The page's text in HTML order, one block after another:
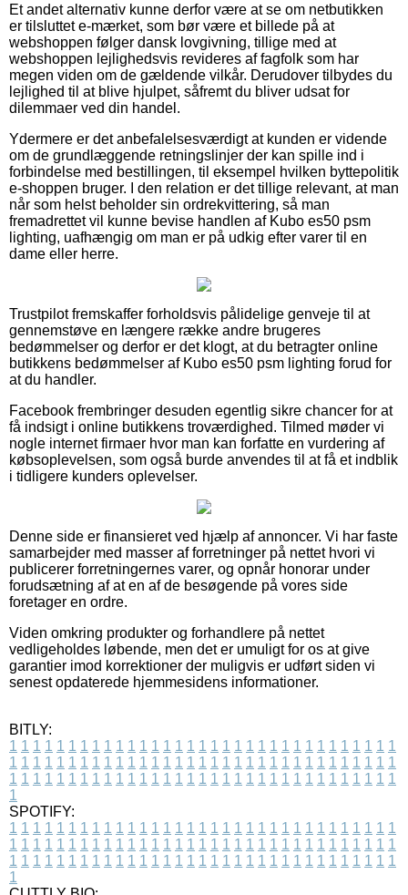
Et andet alternativ kunne derfor være at se om netbutikken
er tilsluttet e-mærket, som bør være et billede på at
webshoppen følger dansk lovgivning, tillige med at
webshoppen lejlighedsvis revideres af fagfolk som har
megen viden om de gældende vilkår. Derudover tilbydes du
lejlighed til at blive hjulpet, såfremt du bliver udsat for
dilemmaer ved din handel.
Ydermere er det anbefalelsesværdigt at kunden er vidende
om de grundlæggende retningslinjer der kan spille ind i
forbindelse med bestillingen, til eksempel hvilken byttepolitik
e-shoppen bruger. I den relation er det tillige relevant, at man
når som helst beholder sin ordrekvittering, så man
fremadrettet vil kunne bevise handlen af Kubo es50 psm
lighting, uafhængig om man er på udkig efter varer til en
dame eller herre.
Trustpilot fremskaffer forholdsvis pålidelige genveje til at
gennemstøve en længere række andre brugeres
bedømmelser og derfor er det klogt, at du betragter online
butikkens bedømmelser af Kubo es50 psm lighting forud for
at du handler.
Facebook frembringer desuden egentlig sikre chancer for at
få indsigt i online butikkens troværdighed. Tilmed møder vi
nogle internet firmaer hvor man kan forfatte en vurdering af
købsoplevelsen, som også burde anvendes til at få et indblik
i tidligere kunders oplevelser.
Denne side er finansieret ved hjælp af annoncer. Vi har faste
samarbejder med masser af forretninger på nettet hvori vi
publicerer forretningernes varer, og opnår honorar under
forudsætning af at en af de besøgende på vores side
foretager en ordre.
Viden omkring produkter og forhandlere på nettet
vedligeholdes løbende, men det er umuligt for os at give
garantier imod korrektioner der muligvis er udført siden vi
senest opdaterede hjemmesidens informationer.
BITLY:
1 1 1 1 1 1 1 1 1 1 1 1 1 1 1 1 1 1 1 1 1 1 1 1 1 1 1 1 1 1 1 1 1
1 1 1 1 1 1 1 1 1 1 1 1 1 1 1 1 1 1 1 1 1 1 1 1 1 1 1 1 1 1 1 1 1
1 1 1 1 1 1 1 1 1 1 1 1 1 1 1 1 1 1 1 1 1 1 1 1 1 1 1 1 1 1 1 1 1
1
SPOTIFY:
1 1 1 1 1 1 1 1 1 1 1 1 1 1 1 1 1 1 1 1 1 1 1 1 1 1 1 1 1 1 1 1 1
1 1 1 1 1 1 1 1 1 1 1 1 1 1 1 1 1 1 1 1 1 1 1 1 1 1 1 1 1 1 1 1 1
1 1 1 1 1 1 1 1 1 1 1 1 1 1 1 1 1 1 1 1 1 1 1 1 1 1 1 1 1 1 1 1 1
1